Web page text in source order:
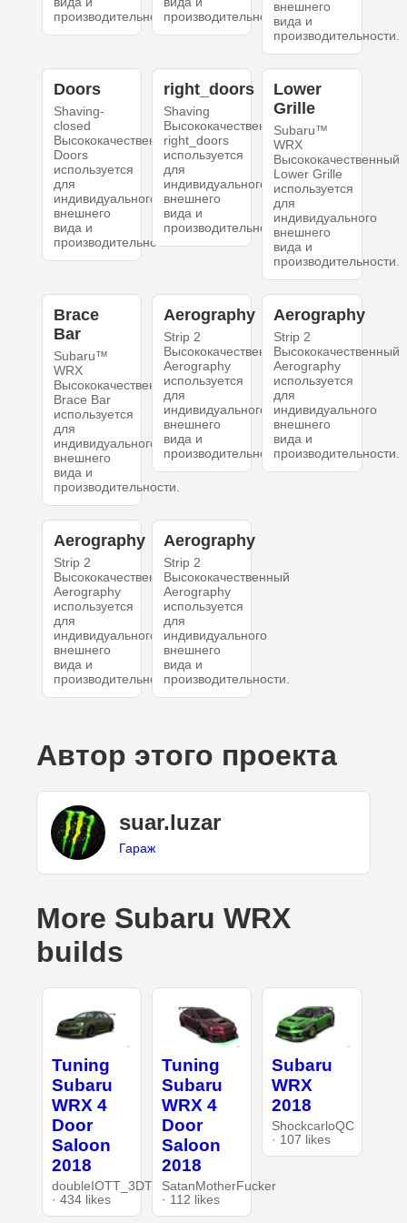
производительности.производительности.
внешнего
вида и
производительности.
Doors
Shaving-
closed
Высококачественный
Doors
используется
для
индивидуального
внешнего
вида и
производительности.
right_doors
Shaving
Высококачественный
right_doors
используется
для
индивидуального
внешнего
вида и
производительности.
Lower
Grille
Subaru™
WRX
Высококачественный
Lower Grille
используется
для
индивидуального
внешнего
вида и
производительности.
Brace
Bar
Subaru™
WRX
Высококачественный
Brace Bar
используется
для
индивидуального
внешнего
вида и
производительности.
Aerography
Strip 2
Высококачественный
Aerography
используется
для
индивидуального
внешнего
вида и
производительности.
Aerography
Strip 2
Высококачественный
Aerography
используется
для
индивидуального
внешнего
вида и
производительности.
Aerography
Strip 2
Высококачественный
Aerography
используется
для
индивидуального
внешнего
вида и
производительности.
Aerography
Strip 2
Высококачественный
Aerography
используется
для
индивидуального
внешнего
вида и
производительности.
Автор этого проекта
suar.luzar
Гараж
More Subaru WRX
builds
Tuning
Subaru
WRX 4
Door
Saloon
2018
doubleIOTT_3DT
· 434 likes
Tuning
Subaru
WRX 4
Door
Saloon
2018
SatanMotherFucker
· 112 likes
Subaru
WRX
2018
ShockcarloQC
· 107 likes